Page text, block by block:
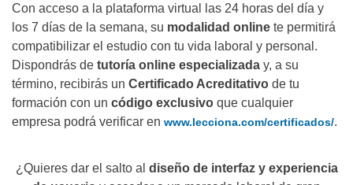
Con acceso a la plataforma virtual las 24 horas del día y
los 7 días de la semana, su modalidad online te permitirá
compatibilizar el estudio con tu vida laboral y personal.
Dispondrás de tutoría online especializada y, a su
término, recibirás un Certificado Acreditativo de tu
formación con un código exclusivo que cualquier
empresa podrá verificar en www.lecciona.com/certificados/.
¿Quieres dar el salto al diseño de interfaz y experiencia